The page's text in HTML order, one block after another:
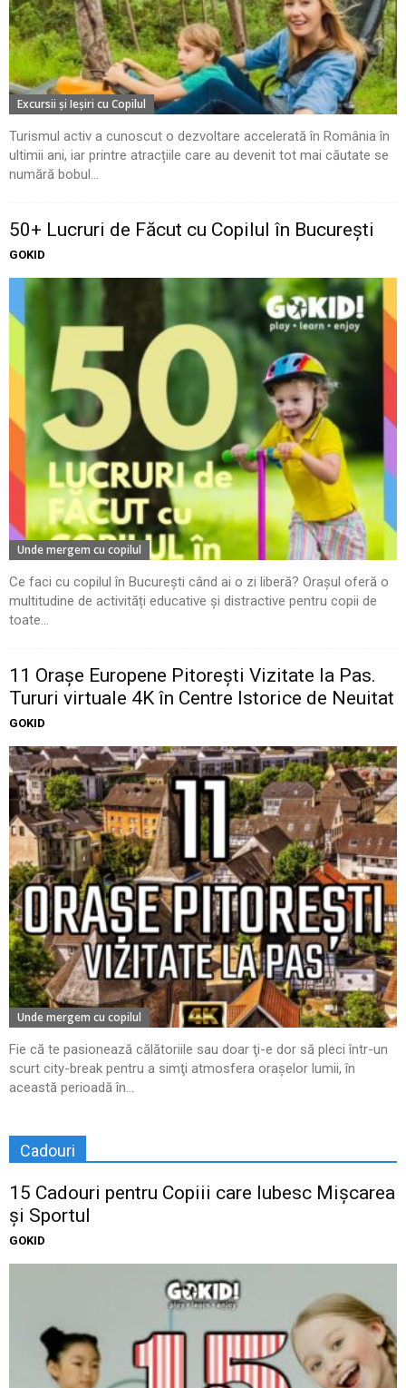
Excursii şi Ieşiri cu Copilul
Turismul activ a cunoscut o dezvoltare accelerată în România în
ultimii ani, iar printre atracțiile care au devenit tot mai căutate se
numără bobul...
50+ Lucruri de Făcut cu Copilul în București
GOKID
Unde mergem cu copilul
Ce faci cu copilul în București când ai o zi liberă? Orașul oferă o
multitudine de activități educative și distractive pentru copii de
toate...
11 Oraşe Europene Pitoreşti Vizitate la Pas.
Tururi virtuale 4K în Centre Istorice de Neuitat
GOKID
Unde mergem cu copilul
Fie că te pasionează călătoriile sau doar ţi-e dor să pleci într-un
scurt city-break pentru a simţi atmosfera oraşelor lumii, în
această perioadă în...
Cadouri
15 Cadouri pentru Copiii care Iubesc Mișcarea
și Sportul
GOKID